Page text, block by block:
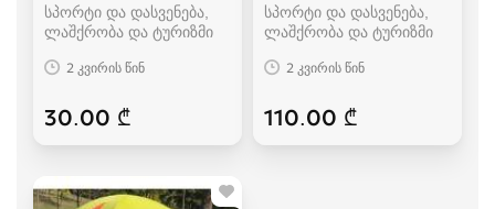
სპორტი და დასვენება,
ლაშქრობა და ტურიზმი
2 კვირის წინ
30.00 ₾
სპორტი და დასვენება,
ლაშქრობა და ტურიზმი
2 კვირის წინ
110.00 ₾